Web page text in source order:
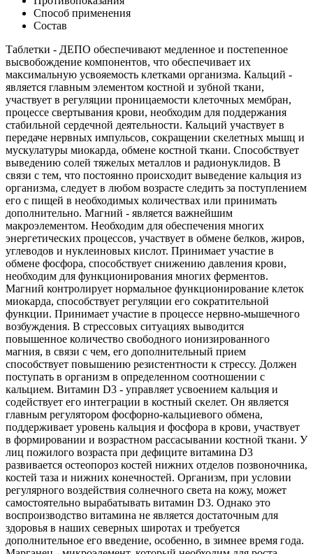
Способ применения
Состав
Таблетки - ДЕПО обеспечивают медленное и постепенное
высвобождение компонентов, что обеспечивает их
максимальную усвояемость клетками организма. Кальций -
является главным элементом костной и зубной ткани,
участвует в регуляции проницаемости клеточных мембран,
процессе свертывания крови, необходим для поддержания
стабильной сердечной деятельности. Кальций участвует в
передаче нервных импульсов, сокращении скелетных мышц и
мускулатуры миокарда, обмене костной ткани. Способствует
выведению солей тяжелых металлов и радионуклидов. В
связи с тем, что постоянно происходит выведение кальция из
организма, следует в любом возрасте следить за поступлением
его с пищей в необходимых количествах или принимать
дополнительно. Магний - является важнейшим
макроэлементом. Необходим для обеспечения многих
энергетических процессов, участвует в обмене белков, жиров,
углеводов и нуклеиновых кислот. Принимает участие в
обмене фосфора, способствует снижению давления крови,
необходим для функционирования многих ферментов.
Магний контролирует нормальное функционирование клеток
миокарда, способствует регуляции его сократительной
функции. Принимает участие в процессе нервно-мышечного
возбуждения. В стрессовых ситуациях выводится
повышенное количество свободного ионизированного
магния, в связи с чем, его дополнительный прием
способствует повышению резистентности к стрессу. Должен
поступать в организм в определенном соотношении с
кальцием. Витамин D3 - управляет усвоением кальция и
содействует его интеграции в костный скелет. Он является
главным регулятором фосфорно-кальциевого обмена,
поддерживает уровень кальция и фосфора в крови, участвует
в формировании и возрастном рассасывании костной ткани. У
лиц пожилого возраста при дефиците витамина D3
развивается остеопороз костей нижних отделов позвоночника,
костей таза и нижних конечностей. Организм, при условии
регулярного воздействия солнечного света на кожу, может
самостоятельно вырабатывать витамин D3. Однако это
воспроизводство витамина не является достаточным для
здоровья в наших северных широтах и требуется
дополнительное его введение, особенно, в зимнее время года.